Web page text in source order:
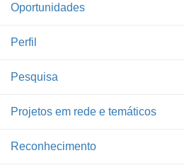
Oportunidades
Perfil
Pesquisa
Projetos em rede e temáticos
Reconhecimento